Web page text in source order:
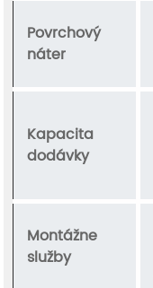
Povrchový
náter
Kapacita
dodávky
Montážne
služby